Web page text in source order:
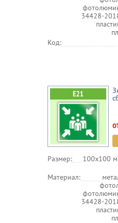
34428-
Код:
Размер:
100х100
Материал:
34428-